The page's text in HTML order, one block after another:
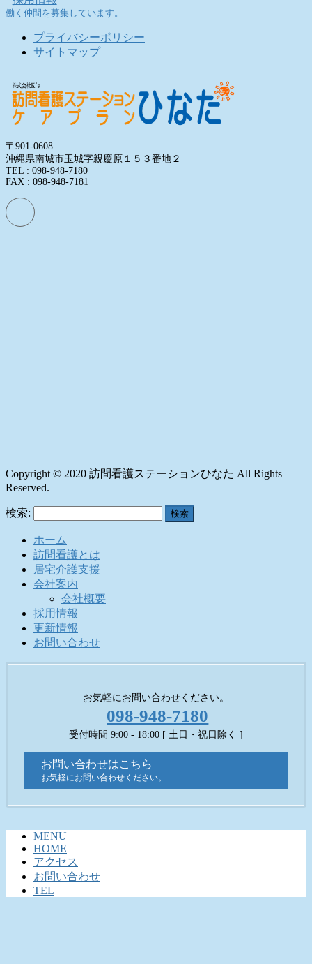
働く仲間を募集しています。
プライバシーポリシー
サイトマップ
〒901-0608
沖縄県南城市玉城字親慶原１５３番地２
TEL : 098-948-7180
FAX : 098-948-7181
Copyright © 2020 訪問看護ステーションひなた All Rights
Reserved.
検索:
ホーム
訪問看護とは
居宅介護支援
会社案内
会社概要
採用情報
更新情報
お問い合わせ
お気軽にお問い合わせください。
098-948-7180
受付時間 9:00 - 18:00 [ 土日・祝日除く ]
お問い合わせはこちら
お気軽にお問い合わせください。
MENU
HOME
アクセス
お問い合わせ
TEL